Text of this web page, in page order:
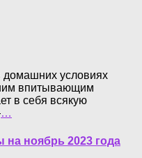
домашних условиях
впитывающим
в себя всякую
…
на ноябрь 2023 года